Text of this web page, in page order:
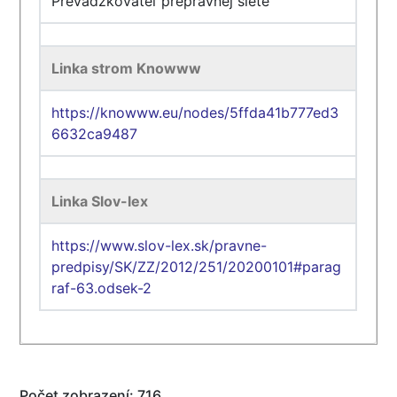
Linka strom Knowww
https://knowww.eu/nodes/5ffda41b777ed3
6632ca9487
Linka Slov-lex
https://www.slov-lex.sk/pravne-
predpisy/SK/ZZ/2012/251/20200101#parag
raf-63.odsek-2